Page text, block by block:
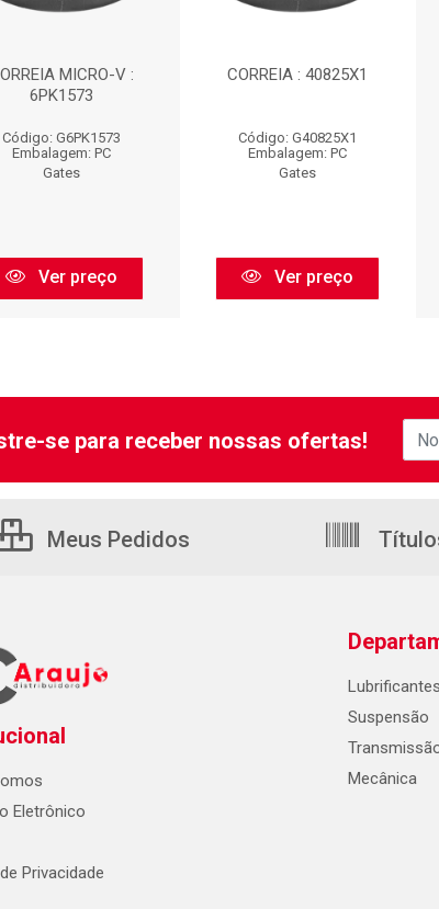
MICRO-V :
6PK1573
Código: G6PK1573
Embalagem: PC
Gates
Ver preço
CORREIA : 40825X1
Código: G40825X1
Embalagem: PC
Gates
Ver preço
se para receber nossas ofertas!
Meus Pedidos
Eletrônico
Privacidade
Suspensão
Mecânica